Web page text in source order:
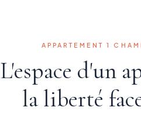
APPARTEMENT 1
L'espace d'un
la liberté